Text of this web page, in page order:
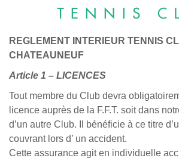
REGLEMENT INTERIEUR TENNIS
CHATEAUNEUF
Article 1 – LICENCES
Tout membre du Club devra
licence auprès de la F.F.T. soit dans
d’un autre Club. Il bénéficie à ce titre
couvrant lors d’ un accident.
Cette assurance agit en individuelle